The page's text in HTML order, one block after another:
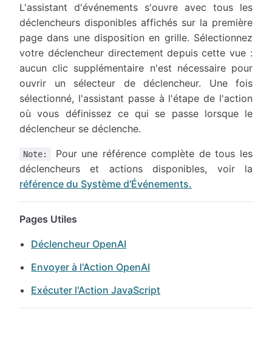
L'assistant d'événements s'ouvre avec tous les
déclencheurs disponibles affichés sur la première
page dans une disposition en grille. Sélectionnez
votre déclencheur directement depuis cette vue :
aucun clic supplémentaire n'est nécessaire pour
ouvrir un sélecteur de déclencheur. Une fois
sélectionné, l'assistant passe à l'étape de l'action
où vous définissez ce qui se passe lorsque le
déclencheur se déclenche.
Note:
Pour une référence complète de tous les
déclencheurs et actions disponibles, voir la
référence du Système d'Événements.
Pages Utiles
Déclencheur OpenAI
Envoyer à l'Action OpenAI
Exécuter l'Action JavaScript